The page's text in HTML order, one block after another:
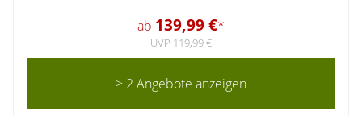
ab 139,99 €*
UVP 119,99 €
> 2 Angebote anzeigen